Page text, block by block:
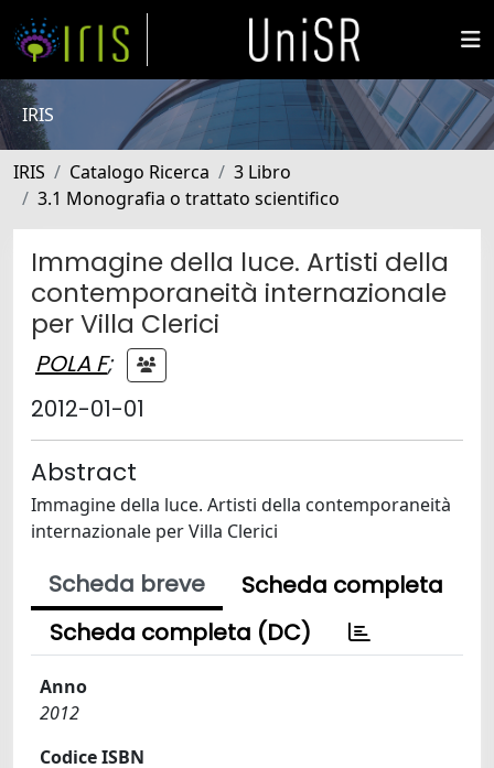
IRIS
IRIS Catalogo Ricerca
3 Libro
3.1 Monografia o trattato scientifico
Immagine della luce. Artisti della
contemporaneità internazionale
per Villa Clerici
POLA F;
2012-01-01
Abstract
Immagine della luce. Artisti della contemporaneità
internazionale per Villa Clerici
Scheda breve
Scheda completa
Scheda completa (DC)
Anno
2012
Codice ISBN